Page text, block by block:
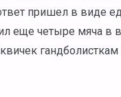
пришел в виде
еще четыре мяча в